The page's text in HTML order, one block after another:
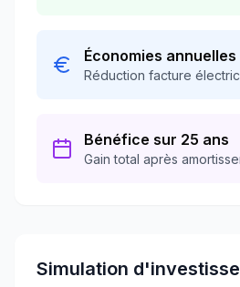
Économies annuelles
Réduction facture
Bénéfice sur 25 ans
Gain total après
Simulation